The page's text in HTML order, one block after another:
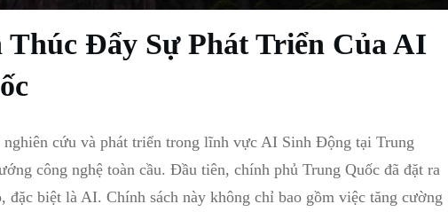
Đẩy Sự Phát Triển Của AI
cứu và phát triển trong lĩnh vực AI Sinh Động tại Trung
công nghệ toàn cầu. Đầu tiên, chính phủ Trung Quốc đã đặt ra
đặc biệt là AI. Chính sách này không chỉ bao gồm việc tăng cường